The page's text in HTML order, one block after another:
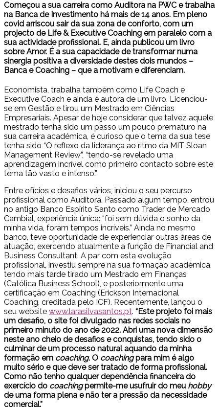
Começou a sua carreira como Auditora na PWC e trabalha
na Banca de Investimento há mais de 14 anos. Em pleno
covid arriscou sair da sua zona de conforto, com um
projecto de Life & Executive Coaching em paralelo com a
sua actividade profissional. E, ainda publicou um livro
sobre Amor. É a sua capacidade de transformar numa
sinergia positiva a diversidade destes dois mundos –
Banca e Coaching – que a motivam e diferenciam.
Economista, trabalha também como Life Coach e
Executive Coach e ainda é autora de um livro. Licenciou-
se em Gestão e tirou um Mestrado em Ciências
Empresariais. Apesar de hoje considerar que talvez aquele
mestrado tenha sido um passo um pouco prematuro na
sua carreira académica, é curioso que o tema da sua tese
tenha sido “O reflexo da liderança ao ritmo da MIT Sloan
Management Review”, “tendo-se revelado uma
aprendizagem incrível como primeiro contacto sobre este
tema tão vasto e intenso.”
Entre ofícios e desafios vários, iniciou o seu percurso
profissional como Auditora. Passado algum tempo, entrou
no antigo Banco Espírito Santo como Trader de Mercado
Cambial, experiência única: “foi sem dúvida o sonho da
minha vida, foram tempos incríveis.” Ainda no mesmo
banco, teve oportunidade de experienciar outras áreas de
atuação, exercendo atualmente a função de Financial and
Business Consultant. A par com esta evolução
profissional, investiu sempre na sua formação académica,
tendo mais tarde tirado um Mestrado em Finanças
(Católica Business School), e posteriormente uma
certificação em Coaching (Erickson Internacional
Coaching, creditada pelo ICF). Recentemente, lançou o
seu website www.larasilvasantos.pt. “Este projeto foi mais
um desafio, o site foi divulgado nas redes sociais no
primeiro minuto do ano de 2022. Abri uma nova dimensão
neste ano cheio de desafios e conquistas, tendo sido o
culminar de um processo natural aquando da minha
formação em coaching. O coachingpara mim é algo
muito sério e que deve ser tratado de forma profissional.
Como não tenho qualquer dependência financeira do
exercício do coachingpermite-me usufruir do meu hobby
de uma forma plena e não ter a pressão da necessidade
comercial.”